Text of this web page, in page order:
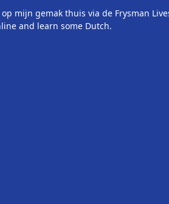
mijn gemak thuis via de Frysman
and learn some Dutch.